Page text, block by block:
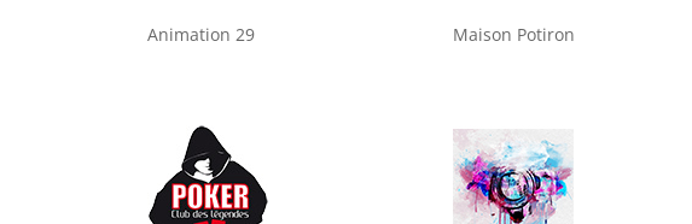
Animation 29 Maison Potiron